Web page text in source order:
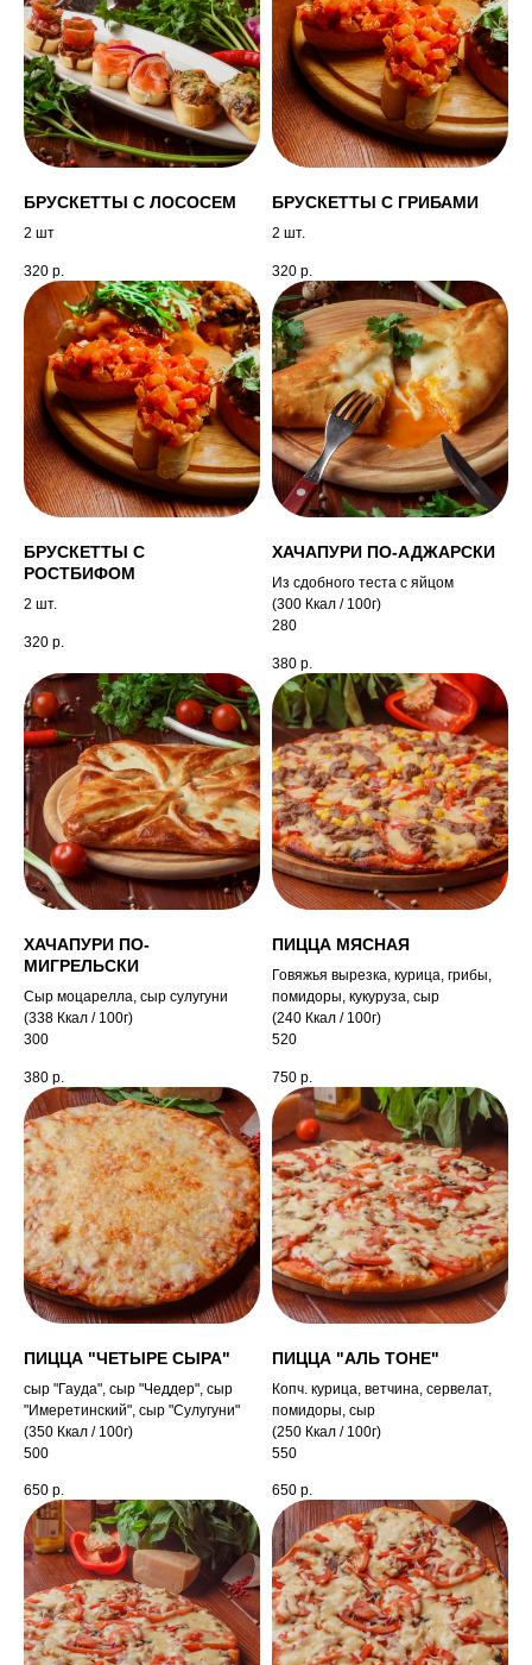
БРУСКЕТТЫ С ЛОСОСЕМ
2 шт
320 р.
БРУСКЕТТЫ С ГРИБАМИ
2 шт.
320 р.
БРУСКЕТТЫ С
РОСТБИФОМ
2 шт.
320 р.
ХАЧАПУРИ ПО-АДЖАРСКИ
Из сдобного теста с яйцом
(300 Ккал / 100г)
280
380 р.
ХАЧАПУРИ ПО-
МИГРЕЛЬСКИ
Сыр моцарелла, сыр сулугуни
(338 Ккал / 100г)
300
380 р.
ПИЦЦА МЯСНАЯ
Говяжья вырезка, курица, грибы,
помидоры, кукуруза, сыр
(240 Ккал / 100г)
520
750 р.
ПИЦЦА "ЧЕТЫРЕ СЫРА"
сыр "Гауда", сыр "Чеддер", сыр
"Имеретинский", сыр "Сулугуни"
(350 Ккал / 100г)
500
650 р.
ПИЦЦА "АЛЬ ТОНЕ"
Копч. курица, ветчина, сервелат,
помидоры, сыр
(250 Ккал / 100г)
550
650 р.